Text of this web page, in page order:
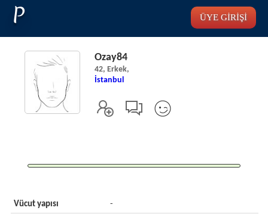
P ÜYE GİRİŞİ
Ozay84
42, Erkek,
İstanbul
Vücut yapısı -